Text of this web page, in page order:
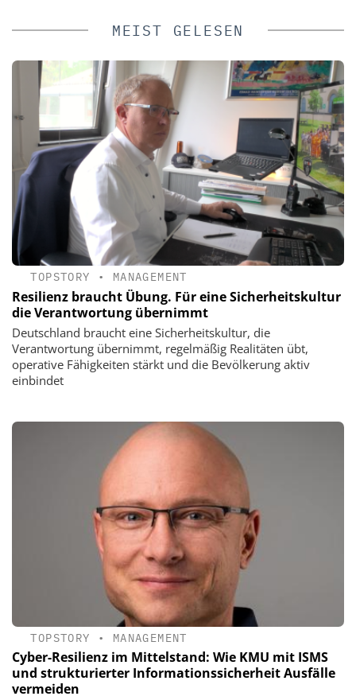
MEIST GELESEN
TOPSTORY • MANAGEMENT
Resilienz braucht Übung. Für eine Sicherheitskultur
die Verantwortung übernimmt
Deutschland braucht eine Sicherheitskultur, die
Verantwortung übernimmt, regelmäßig Realitäten übt,
operative Fähigkeiten stärkt und die Bevölkerung aktiv
einbindet
TOPSTORY • MANAGEMENT
Cyber-Resilienz im Mittelstand: Wie KMU mit ISMS
und strukturierter Informationssicherheit Ausfälle
vermeiden